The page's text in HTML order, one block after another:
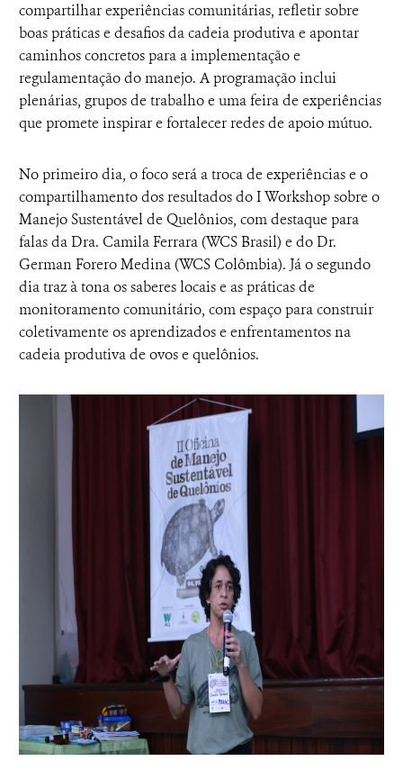
compartilhar experiências comunitárias, refletir sobre
boas práticas e desafios da cadeia produtiva e apontar
caminhos concretos para a implementação e
regulamentação do manejo. A programação inclui
plenárias, grupos de trabalho e uma feira de experiências
que promete inspirar e fortalecer redes de apoio mútuo.
No primeiro dia, o foco será a troca de experiências e o
compartilhamento dos resultados do I Workshop sobre o
Manejo Sustentável de Quelônios, com destaque para
falas da Dra. Camila Ferrara (WCS Brasil) e do Dr.
German Forero Medina (WCS Colômbia). Já o segundo
dia traz à tona os saberes locais e as práticas de
monitoramento comunitário, com espaço para construir
coletivamente os aprendizados e enfrentamentos na
cadeia produtiva de ovos e quelônios.